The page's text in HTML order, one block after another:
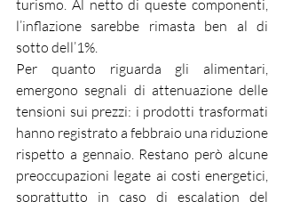
turismo. Al netto di queste componenti,
l’inflazione sarebbe rimasta ben al di
sotto dell’1%.
Per quanto riguarda gli alimentari,
emergono segnali di attenuazione delle
tensioni sui prezzi: i prodotti trasformati
hanno registrato a febbraio una riduzione
rispetto a gennaio. Restano però alcune
preoccupazioni legate ai costi energetici,
soprattutto in caso di escalation del